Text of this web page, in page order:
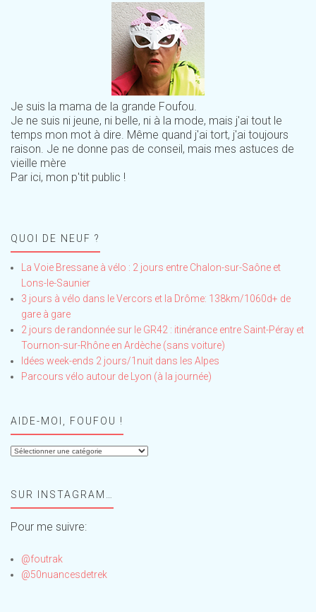
Je suis la mama de la grande Foufou.
Je ne suis ni jeune, ni belle, ni à la mode, mais j'ai tout le
temps mon mot à dire. Même quand j'ai tort, j'ai toujours
raison. Je ne donne pas de conseil, mais mes astuces de
vieille mère
Par ici, mon p'tit public !
QUOI DE NEUF ?
La Voie Bressane à vélo : 2 jours entre Chalon-sur-Saône et
Lons-le-Saunier
3 jours à vélo dans le Vercors et la Drôme: 138km/1060d+ de
gare à gare
2 jours de randonnée sur le GR42 : itinérance entre Saint-Péray et
Tournon-sur-Rhône en Ardèche (sans voiture)
Idées week-ends 2 jours/1nuit dans les Alpes
Parcours vélo autour de Lyon (à la journée)
AIDE-MOI, FOUFOU !
Aide-
!SUR INSTAGRAM…
Pour me suivre:
@foutrak
@50nuancesdetrek